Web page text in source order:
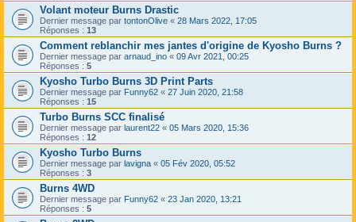
Volant moteur Burns Drastic
Dernier message par tontonOlive « 28 Mars 2022, 17:05
Réponses : 13
Comment reblanchir mes jantes d'origine de Kyosho Burns ?
Dernier message par arnaud_ino « 09 Avr 2021, 00:25
Réponses : 5
Kyosho Turbo Burns 3D Print Parts
Dernier message par Funny62 « 27 Juin 2020, 21:58
Réponses : 15
Turbo Burns SCC finalisé
Dernier message par laurent22 « 05 Mars 2020, 15:36
Réponses : 12
Kyosho Turbo Burns
Dernier message par lavigna « 05 Fév 2020, 05:52
Réponses : 3
Burns 4WD
Dernier message par Funny62 « 23 Jan 2020, 13:21
Réponses : 5